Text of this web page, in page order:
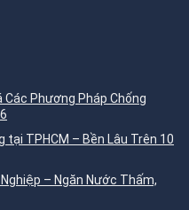
Các Phương Pháp Chống
TPHCM – Bền Lâu Trên 10
– Ngăn Nước Thấm,